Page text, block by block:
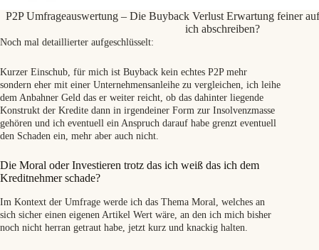
P2P Umfrageauswertung – Die Buyback Verlust Erwartung feiner
ich abschreiben?
Noch mal detaillierter aufgeschlüsselt:
Kurzer Einschub, für mich ist Buyback kein echtes P2P mehr
sondern eher mit einer Unternehmensanleihe zu vergleichen, ich leihe
dem Anbahner Geld das er weiter reicht, ob das dahinter liegende
Konstrukt der Kredite dann in irgendeiner Form zur Insolvenzmasse
gehören und ich eventuell ein Anspruch darauf habe grenzt eventuell
den Schaden ein, mehr aber auch nicht.
Die Moral oder Investieren trotz das ich weiß das ich dem
Kreditnehmer schade?
Im Kontext der Umfrage werde ich das Thema Moral, welches an
sich sicher einen eigenen Artikel Wert wäre, an den ich mich bisher
noch nicht herran getraut habe, jetzt kurz und knackig halten.